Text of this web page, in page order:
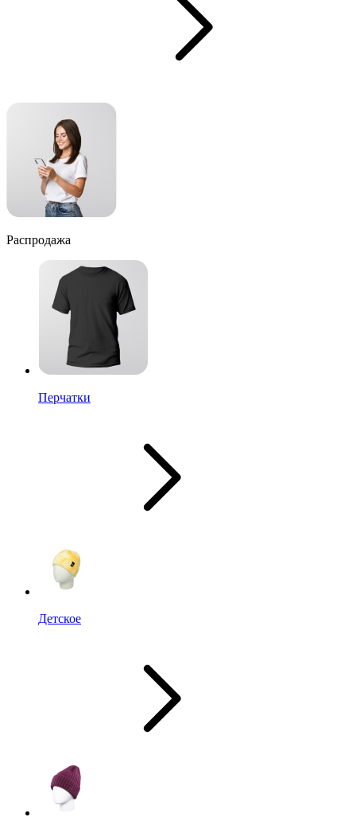
Распродажа
Перчатки
Детское